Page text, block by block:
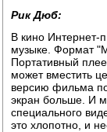
Рик Дюб:
В кино Интернет-
музыке. Формат
Портативный
может вместить
версию фильма
экран больше. И
специального
это хлопотно, и